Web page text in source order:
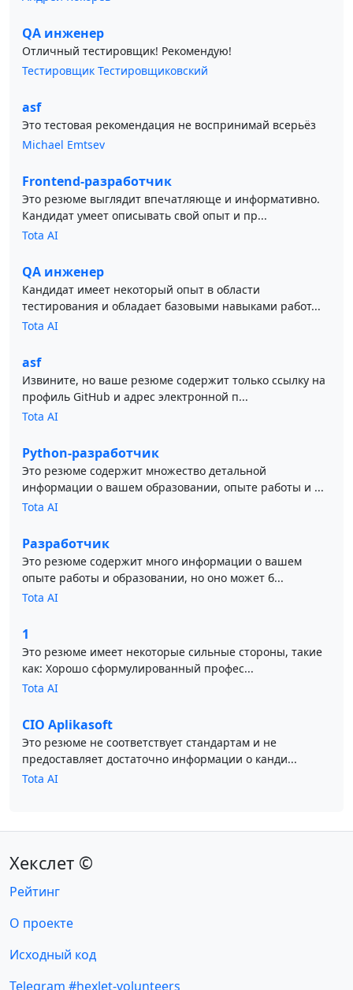
QA инженер
Отличный тестировщик! Рекомендую!
Тестировщик Тестировщиковский
asf
Это тестовая рекомендация не воспринимай всерьёз
Michael Emtsev
Frontend-разработчик
Это резюме выглядит впечатляюще и информативно.
Кандидат умеет описывать свой опыт и пр...
Tota AI
QA инженер
Кандидат имеет некоторый опыт в области
тестирования и обладает базовыми навыками работ...
Tota AI
asf
Извините, но ваше резюме содержит только ссылку на
профиль GitHub и адрес электронной п...
Tota AI
Python-разработчик
Это резюме содержит множество детальной
информации о вашем образовании, опыте работы и ...
Tota AI
Разработчик
Это резюме содержит много информации о вашем
опыте работы и образовании, но оно может б...
Tota AI
1
Это резюме имеет некоторые сильные стороны, такие
как: Хорошо сформулированный профес...
Tota AI
CIO Aplikasoft
Это резюме не соответствует стандартам и не
предоставляет достаточно информации о канди...
Tota AI
Хекслет ©
Рейтинг
О проекте
Исходный код
Telegram #hexlet-volunteers